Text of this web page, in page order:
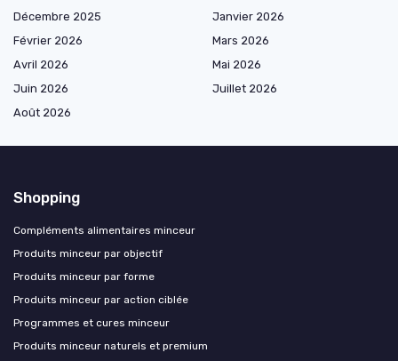
Décembre 2025
Janvier 2026
Février 2026
Mars 2026
Avril 2026
Mai 2026
Juin 2026
Juillet 2026
Août 2026
Shopping
Compléments alimentaires minceur
Produits minceur par objectif
Produits minceur par forme
Produits minceur par action ciblée
Programmes et cures minceur
Produits minceur naturels et premium